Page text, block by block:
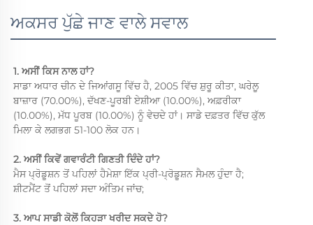
ਅਕਸਰ ਪੁੱਛੇ ਜਾਣ ਵਾਲੇ ਸਵਾਲ
1. ਅਸੀਂ ਕਿਸ ਨਾਲ ਹਾਂ?
ਸਾਡਾ ਅਧਾਰ ਚੀਨ ਦੇ ਜਿਆਂਗਸੂ ਵਿੱਚ ਹੈ, 2005 ਵਿੱਚ ਸ਼ੁਰੂ ਕੀਤਾ, ਘਰੇਲੂ
ਬਾਜ਼ਾਰ (70.00%), ਦੱਖਣ-ਪੂਰਬੀ ਏਸ਼ੀਆ (10.00%), ਅਫ਼ਰੀਕਾ
(10.00%), ਮੱਧ ਪੂਰਬ (10.00%) ਨੂੰ ਵੇਚਦੇ ਹਾਂ। ਸਾਡੇ ਦਫ਼ਤਰ ਵਿੱਚ ਕੁੱਲ
ਮਿਲਾ ਕੇ ਲਗਭਗ 51-100 ਲੋਕ ਹਨ।
2. ਅਸੀਂ ਕਿਵੇਂ ਗਵਾਰੰਟੀ ਗਿਣਤੀ ਦਿੰਦੇ ਹਾਂ?
ਮੈਸ ਪ੍ਰੋਡੂਸ਼ਨ ਤੋਂ ਪਹਿਲਾਂ ਹੈਮੇਸ਼ਾ ਇੱਕ ਪ੍ਰੀ-ਪ੍ਰੋਡੂਸ਼ਨ ਸੈਮਲ ਹੁੰਦਾ ਹੈ;
ਸ਼ੀਟਮੈਂਟ ਤੋਂ ਪਹਿਲਾਂ ਸਦਾ ਅੰਤਿਮ ਜਾਂਚ;
3. ਆਪ ਸਾਡੀ ਕੋਲੋਂ ਕਿਹੜਾ ਖਰੀਦ ਸਕਦੇ ਹੋ?